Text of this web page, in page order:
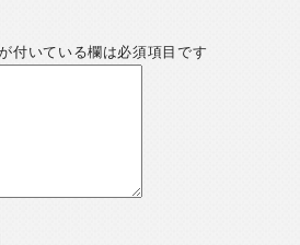
付いている欄は必須項目です